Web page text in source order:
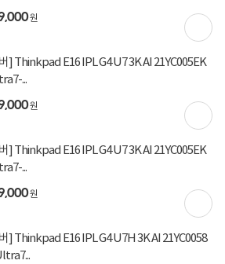
원
] Thinkpad E16 IPL G4 U7 3K AI 21YC005EK
...
원
] Thinkpad E16 IPL G4 U7 3K AI 21YC005EK
...
원
] Thinkpad E16 IPL G4 U7H 3K AI 21YC0058
구매 시 유의사항
시간이 소요되며 15시 이후 주문건은 익일 발송됩니다.
제작하는 상품으로 주문취소, 변심반품이 불가합니다.
A/S 가능합니다 (예: 추가 SSD 불량 시 해당 SSD 제조
제품의 스펙 정보를 확인 후 주문 바랍니다.
정보를확대해서 볼 수 있습니다.